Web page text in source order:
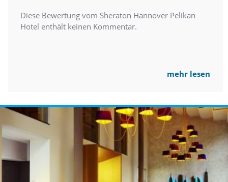
Diese Bewertung vom Sheraton Hannover Pelikan
Hotel enthält keinen Kommentar.
mehr lesen